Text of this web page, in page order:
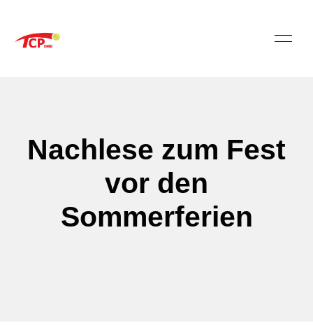
Nachlese zum Fest
vor den
Sommerferien